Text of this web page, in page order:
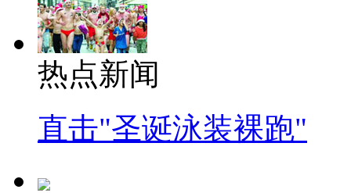
热点新闻
直击"圣诞泳装裸跑"